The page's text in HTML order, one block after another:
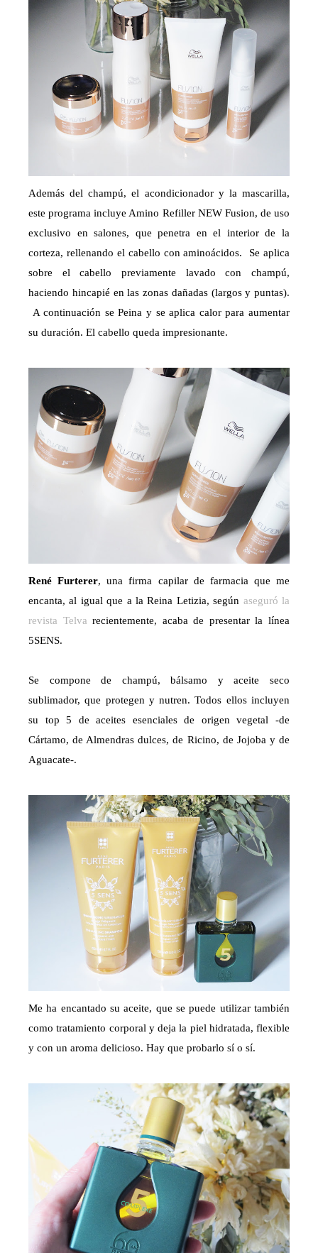
Además del champú, el acondicionador y la mascarilla,
este programa incluye Amino Refiller NEW Fusion, de uso
exclusivo en salones, que penetra en el interior de la
corteza, rellenando el cabello con aminoácidos. Se aplica
sobre el cabello previamente lavado con champú,
haciendo hincapié en las zonas dañadas (largos y puntas).
A continuación se Peina y se aplica calor para aumentar
su duración. El cabello queda impresionante.
René Furterer, una firma capilar de farmacia que me
encanta, al igual que a la Reina Letizia, según aseguró la
revista Telvarecientemente, acaba de presentar la línea
5SENS.
Se compone de champú, bálsamo y aceite seco
sublimador, que protegen y nutren. Todos ellos incluyen
su top 5 de aceites esenciales de origen vegetal -de
Cártamo, de Almendras dulces, de Ricino, de Jojoba y de
Aguacate-.
Me ha encantado su aceite, que se puede utilizar también
como tratamiento corporal y deja la piel hidratada, flexible
y con un aroma delicioso. Hay que probarlo sí o sí.